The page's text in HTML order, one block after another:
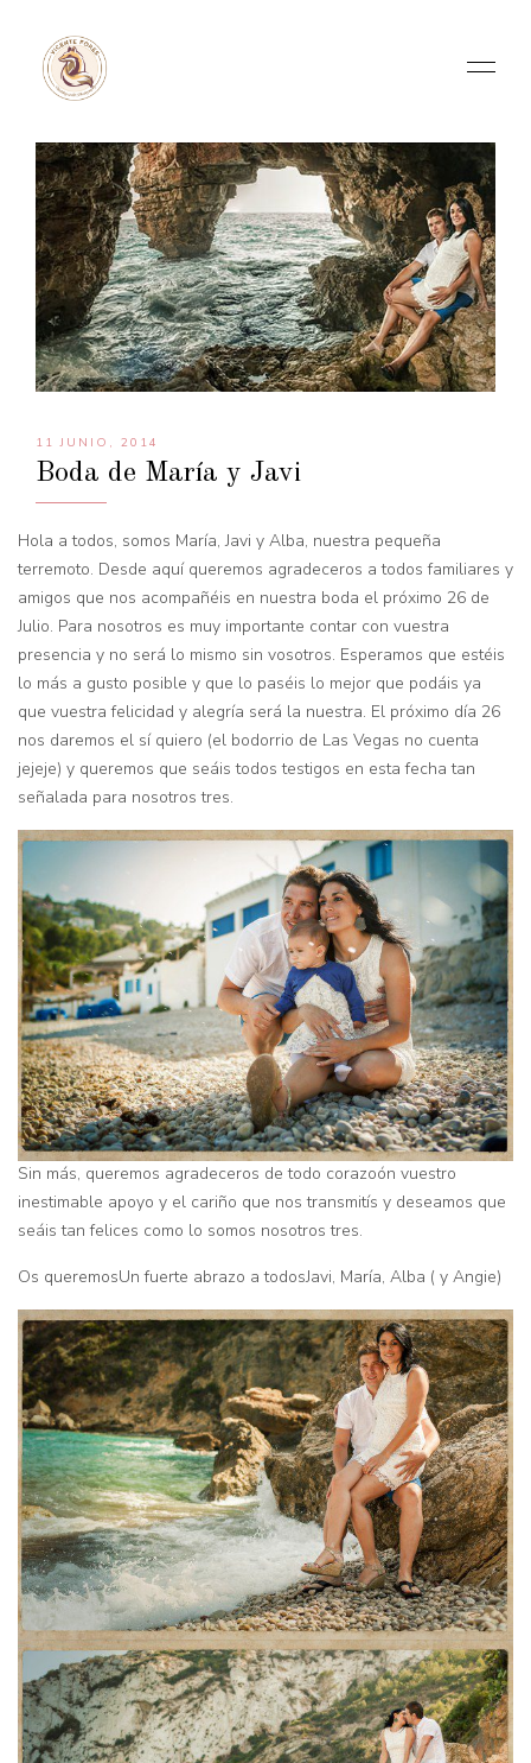
11 JUNIO, 2014
Boda de María y Javi
Hola a todos, somos María, Javi y Alba, nuestra pequeña
terremoto. Desde aquí queremos agradeceros a todos familiares y
amigos que nos acompañéis en nuestra boda el próximo 26 de
Julio. Para nosotros es muy importante contar con vuestra
presencia y no será lo mismo sin vosotros. Esperamos que estéis
lo más a gusto posible y que lo paséis lo mejor que podáis ya
que vuestra felicidad y alegría será la nuestra. El próximo día 26
nos daremos el sí quiero (el bodorrio de Las Vegas no cuenta
jejeje) y queremos que seáis todos testigos en esta fecha tan
señalada para nosotros tres.
Sin más, queremos agradeceros de todo corazoón vuestro
inestimable apoyo y el cariño que nos transmitís y deseamos que
seáis tan felices como lo somos nosotros tres.
Os queremosUn fuerte abrazo a todosJavi, María, Alba ( y Angie)